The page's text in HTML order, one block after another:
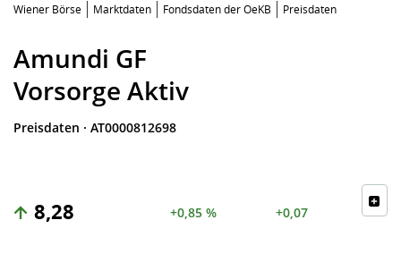
Wiener Börse Marktdaten Fondsdaten der OeKB Preisdaten
Amundi GF
Vorsorge Aktiv
Preisdaten · AT0000812698
8,28 +0,85 % +0,07